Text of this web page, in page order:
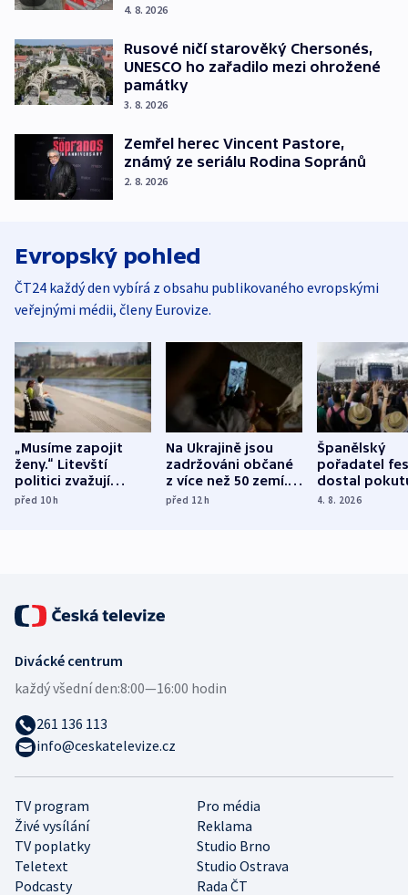
4. 8. 2026
Rusové ničí starověký Chersonés,
UNESCO ho zařadilo mezi ohrožené
památky
3. 8. 2026
Zemřel herec Vincent Pastore,
známý ze seriálu Rodina Sopránů
2. 8. 2026
Evropský pohled
ČT24 každý den vybírá z obsahu publikovaného evropskými
veřejnými médii, členy Eurovize.
„Musíme zapojit
ženy.“ Litevští
politici zvažují
dohodu o
před 10h
Na Ukrajině jsou
zadržováni občané
z více než 50 zemí.
Bojovali na straně
před 12h
Španělský
pořadatel
dostal
nekalé
4. 8. 2026
TV program
Pro média
Živé vysílání
Reklama
TV poplatky
Studio Brno
Teletext
Studio Ostrava
Podcasty
Rada ČT
Divácké centrum
každý všední den:8:00—16:00 hodin
261 136 113
info@ceskatelevize.cz